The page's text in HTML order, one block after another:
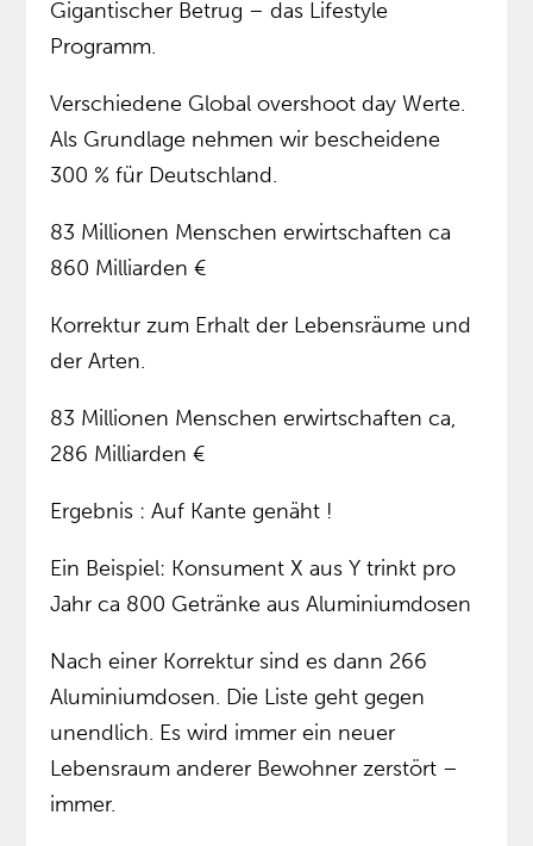
Gigantischer Betrug – das Lifestyle
Programm.
Verschiedene Global overshoot day Werte.
Als Grundlage nehmen wir bescheidene
300 % für Deutschland.
83 Millionen Menschen erwirtschaften ca
860 Milliarden €
Korrektur zum Erhalt der Lebensräume und
der Arten.
83 Millionen Menschen erwirtschaften ca,
286 Milliarden €
Ergebnis : Auf Kante genäht !
Ein Beispiel: Konsument X aus Y trinkt pro
Jahr ca 800 Getränke aus Aluminiumdosen
Nach einer Korrektur sind es dann 266
Aluminiumdosen. Die Liste geht gegen
unendlich. Es wird immer ein neuer
Lebensraum anderer Bewohner zerstört –
immer.